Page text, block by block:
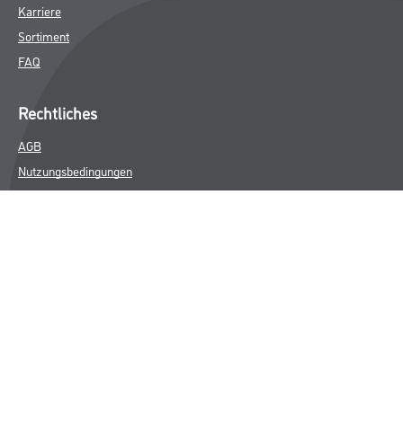
Karriere
Sortiment
FAQ
Rechtliches
AGB
Nutzungsbedingungen
Logistik- und Servicepreisliste